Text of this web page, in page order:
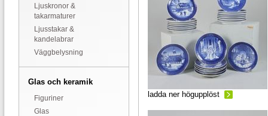
Ljuskronor &
takarmaturer
Ljusstakar &
kandelabrar
Väggbelysning
Glas och keramik
Figuriner
Glas
ladda ner högupplöst